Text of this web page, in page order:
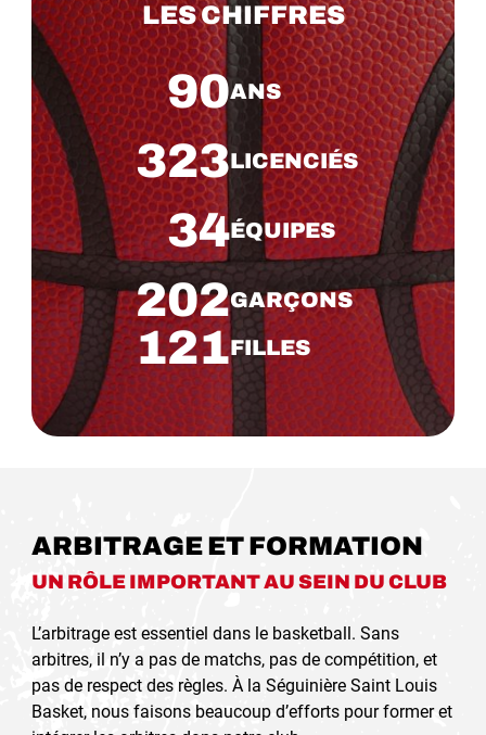
LES CHIFFRES
90ANS
323LICENCIÉS
34ÉQUIPES
202GARÇONS
121FILLES
ARBITRAGE ET FORMATION
UN RÔLE IMPORTANT AU SEIN DU CLUB
L’arbitrage est essentiel dans le basketball. Sans
arbitres, il n’y a pas de matchs, pas de compétition, et
pas de respect des règles. À la Séguinière Saint Louis
Basket, nous faisons beaucoup d’efforts pour former et